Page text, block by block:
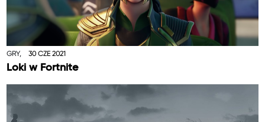
GRY, 30 CZE 2021
Loki w Fortnite